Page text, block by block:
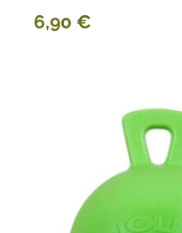
6,90 €